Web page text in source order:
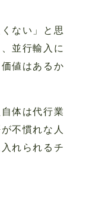
ない」と思
並行輸入に
値はあるか
体は代行業
不慣れな人
れられるチ